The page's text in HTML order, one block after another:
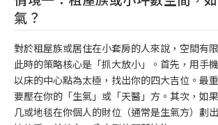
氣？
對於租屋族或居住在小套房的人來說，空間有
此時的策略核心是「抓大放小」。首先，用手
以床的中心點為太極，找出你的四大吉位。最
要壓在你的「生氣」或「天醫」方。其次，如
几或地毯在你個人的財位（通常是生氣方）劃